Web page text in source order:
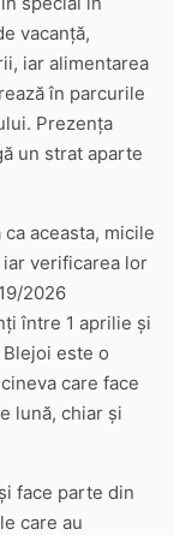
vacanță,
iar alimentarea
în parcurile
Prezența
un strat aparte
aceasta, micile
verificarea lor
2026
între 1 aprilie și
este o
care face
lună, chiar și
face parte din
care au